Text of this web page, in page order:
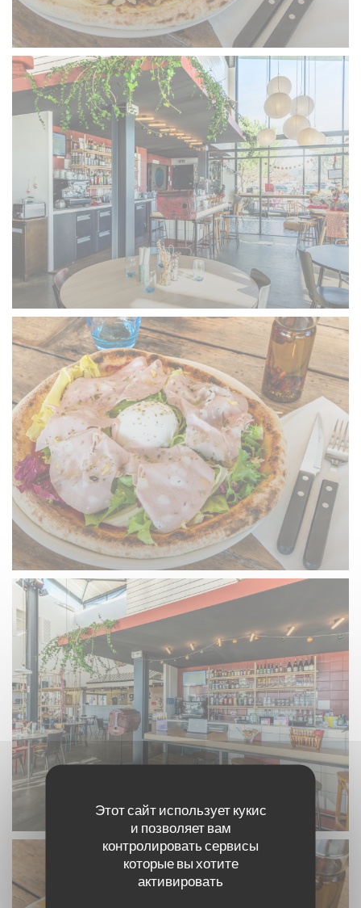
Этот сайт использует кукис
и позволяет вам
контролировать сервисы
которые вы хотите
активировать